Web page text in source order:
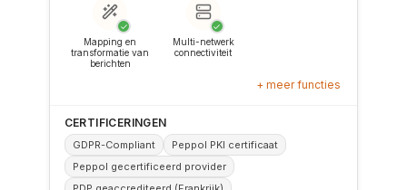
✓
Mapping en
transformatie van
berichten
✓
Multi-netwerk
connectiviteit
+ meer functies
CERTIFICERINGEN
GDPR-Compliant
Peppol PKI certificaat
Peppol gecertificeerd provider